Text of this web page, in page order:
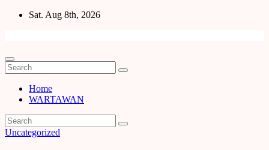
Skip
Sat. Aug 8th, 2026
Home
WARTAWAN
Uncategorized